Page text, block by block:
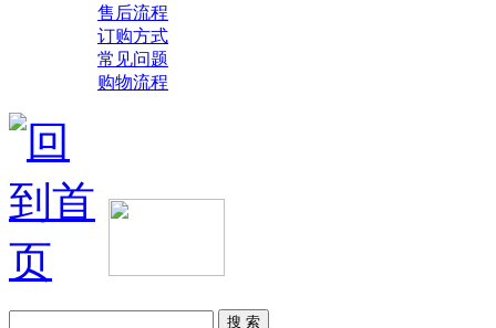
售后流程
订购方式
常见问题
购物流程